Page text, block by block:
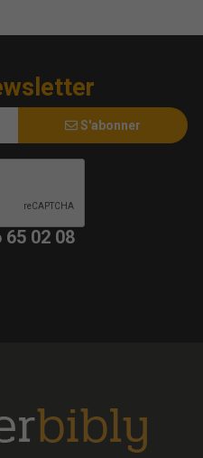
S'abonner
65 02 08